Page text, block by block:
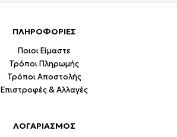
ΠΛΗΡΟΦΟΡΙΕΣ
Ποιοι Είμαστε
Τρόποι Πληρωμής
Τρόποι Αποστολής
Επιστροφές & Αλλαγές
ΛΟΓΑΡΙΑΣΜΟΣ